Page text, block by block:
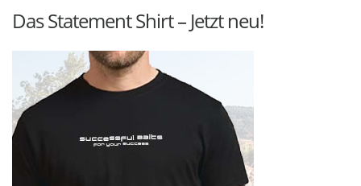
Das Statement Shirt – Jetzt neu!